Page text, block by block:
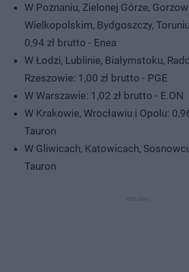
W Poznaniu, Zielonej Górze,
Wielkopolskim, Bydgoszczy,
0,94 zł brutto - Enea
W Łodzi, Lublinie, Białymstoku,
Rzeszowie: 1,00 zł brutto - PGE
W Warszawie: 1,02 zł brutto - E.ON
W Krakowie, Wrocławiu i Opolu:
Tauron
W Gliwicach, Katowicach,
Tauron